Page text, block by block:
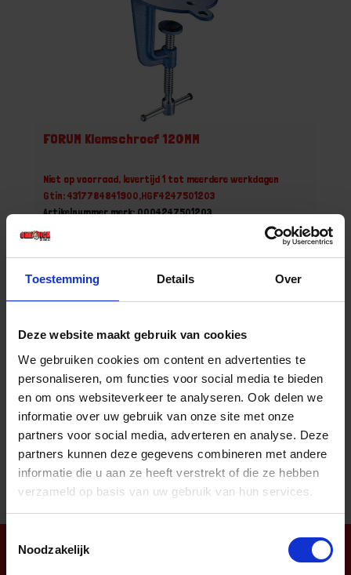
Toestemming Details Over
Deze website maakt gebruik van cookies
We gebruiken cookies om content en advertenties te
personaliseren, om functies voor social media te bieden
en om ons websiteverkeer te analyseren. Ook delen we
informatie over uw gebruik van onze site met onze
partners voor social media, adverteren en analyse. Deze
partners kunnen deze gegevens combineren met andere
informatie die u aan ze heeft verstrekt of die ze hebben
verzameld op basis van uw gebruik van hun services.
Noodzakelijk
FORUM Klemschroef 120MM
Niet op voorraad, levertijd 1 tot meerdere werkdagen
Gtin: 4317784841900,HGF4247501203
Artikelnummer merk: 0004247501203
- +
Bestel nu!
Aantal producten tonen
Nieuwsbrief